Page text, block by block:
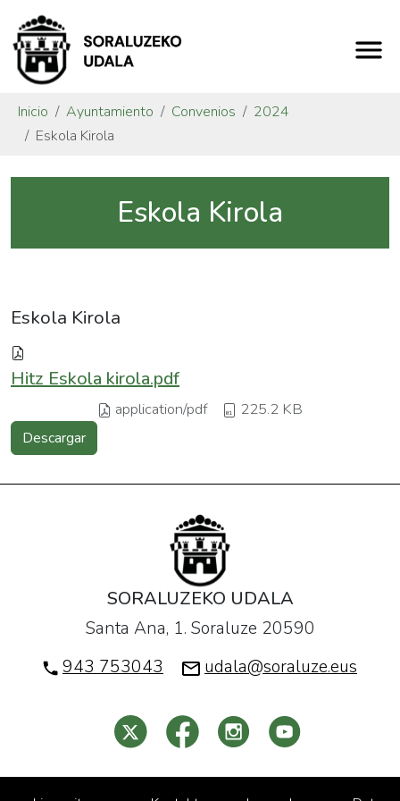
Inicio Ayuntamiento Convenios
2024
Eskola Kirola
Eskola Kirola
Eskola Kirola
Hitz Eskola kirola.pdf
application/pdf 225.2 KB
Descargar
SORALUZEKO UDALA
Santa Ana, 1. Soraluze 20590
943 753043
udala@soraluze.eus